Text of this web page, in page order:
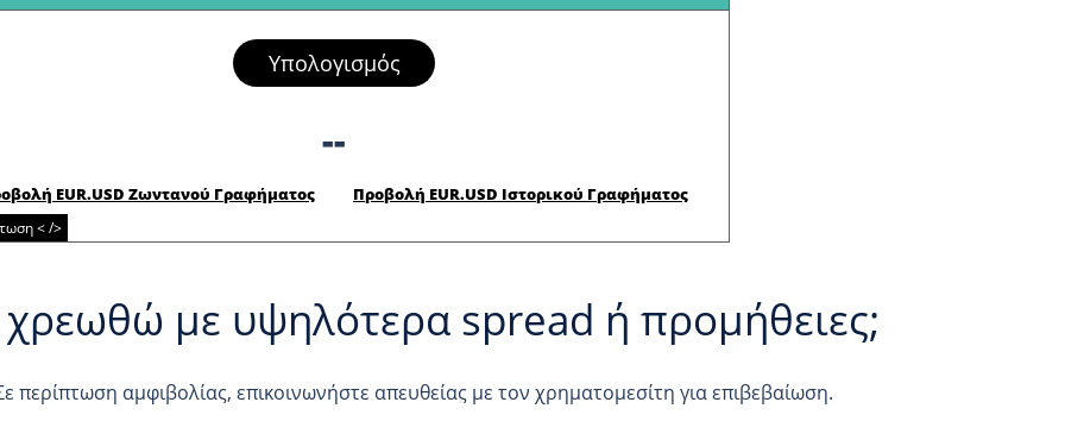
Υπολογισμός
--
EUR.USD Ζωντανού Γραφήματος Προβολή EUR.USD Ιστορικού Γραφήματος
< />
με υψηλότερα spread ή προμήθειες;
περίπτωση αμφιβολίας, επικοινωνήστε απευθείας με τον χρηματομεσίτη για επιβεβαίωση.